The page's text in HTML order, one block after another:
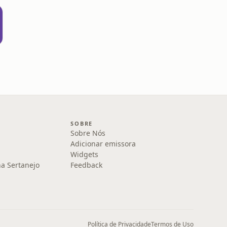
Sertanejo
SOBRE
Sobre Nós
Adicionar emissora
Widgets
Feedback
Política de PrivacidadeTermos de Uso